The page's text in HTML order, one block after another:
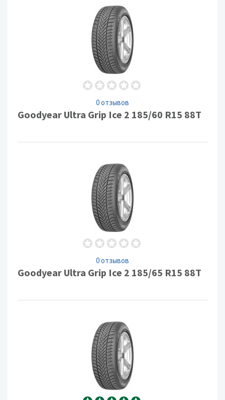
0 отзывов
Goodyear Ultra Grip Ice 2 185/60 R15 88T
0 отзывов
Goodyear Ultra Grip Ice 2 185/65 R15 88T